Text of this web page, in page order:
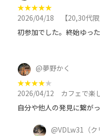
★★★★★
2026/04/18
【20,30代限定
初参加でした。終始ゆっ
@夢野かく
★★★★★
2026/04/12
カフェで楽
自分や他人の発見に繋がっ
@VDLw31 （